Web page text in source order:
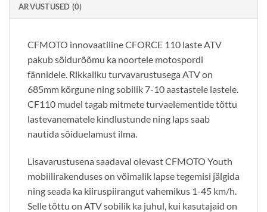
ARVUSTUSED (0)
CFMOTO innovaatiline CFORCE 110 laste ATV
pakub sõidurõõmu ka noortele motospordi
fännidele. Rikkaliku turvavarustusega ATV on
685mm kõrgune ning sobilik 7-10 aastastele lastele.
CF110 mudel tagab mitmete turvaelementide tõttu
lastevanematele kindlustunde ning laps saab
nautida sõiduelamust ilma.
Lisavarustusena saadaval olevast CFMOTO Youth
mobiilirakenduses on võimalik lapse tegemisi jälgida
ning seada ka kiiruspiirangut vahemikus 1-45 km/h.
Selle tõttu on ATV sobilik ka juhul, kui kasutajaid on